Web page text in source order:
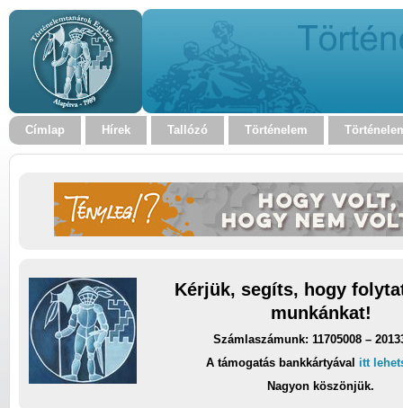
Címlap Hírek Tallózó Történelem
Kérjük, segíts, hogy
munkánkat!
Számlaszámunk: 11705008 –
A támogatás bankkártyával itt
Nagyon köszönjük.